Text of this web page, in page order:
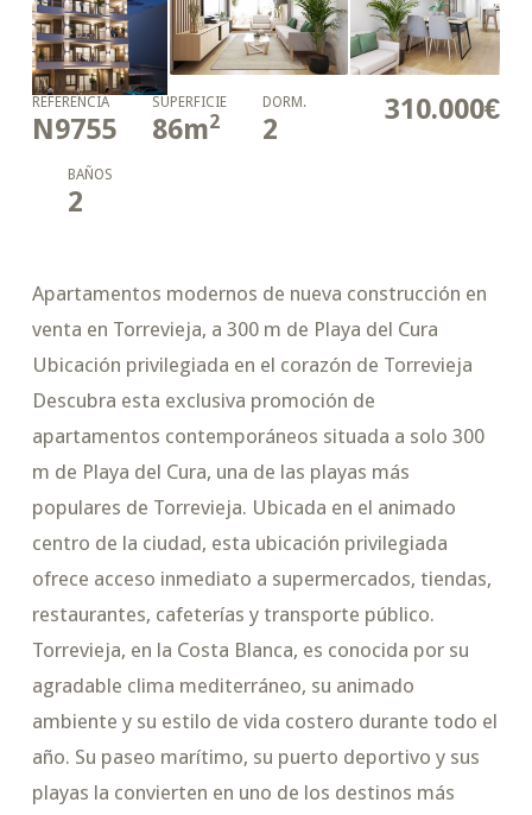
310.000€
REFERENCIA
N9755
SUPERFICIE
86m2
DORM.
2
BAÑOS
2
Apartamentos modernos de nueva construcción en
venta en Torrevieja, a 300 m de Playa del Cura
Ubicación privilegiada en el corazón de Torrevieja
Descubra esta exclusiva promoción de
apartamentos contemporáneos situada a solo 300
m de Playa del Cura, una de las playas más
populares de Torrevieja. Ubicada en el animado
centro de la ciudad, esta ubicación privilegiada
ofrece acceso inmediato a supermercados, tiendas,
restaurantes, cafeterías y transporte público.
Torrevieja, en la Costa Blanca, es conocida por su
agradable clima mediterráneo, su animado
ambiente y su estilo de vida costero durante todo el
año. Su paseo marítimo, su puerto deportivo y sus
playas la convierten en uno de los destinos más